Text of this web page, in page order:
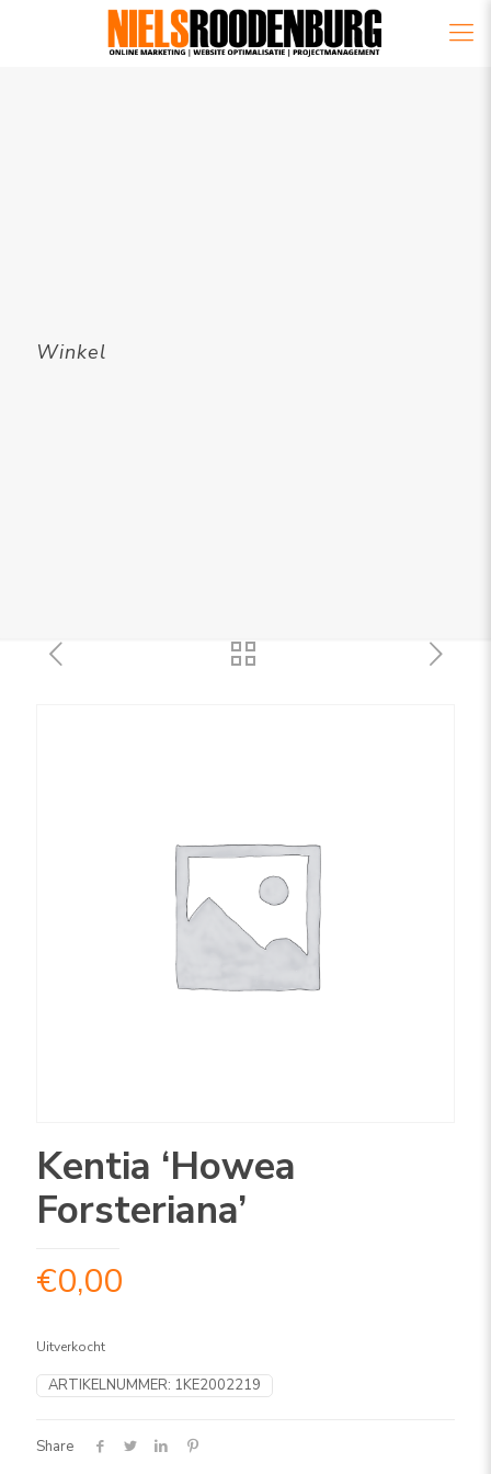
Winkel
Kentia ‘Howea
Forsteriana’
€0,00
Uitverkocht
ARTIKELNUMMER: 1KE2002219
Share